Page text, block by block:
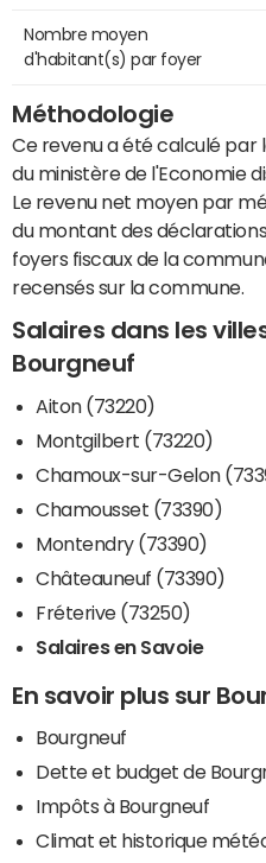
Nombre moyen
d'habitant(s) par foyer
Méthodologie
Ce revenu a été calculé par
du ministère de l'Economie
Le revenu net moyen par
du montant des
foyers fiscaux de la
recensés sur la commune.
Salaires dans les
Bourgneuf
Aiton (73220)
Montgilbert (73220)
Chamoux-sur-Gelon
Chamousset (73390)
Montendry (73390)
Châteauneuf (73390)
Fréterive (73250)
Salaires en Savoie
En savoir plus sur
Bourgneuf
Dette et budget de
Impôts à Bourgneuf
Climat et historique